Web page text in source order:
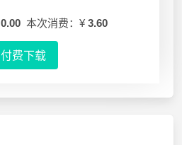
0.00 本次消费：¥ 3.60
付费下载